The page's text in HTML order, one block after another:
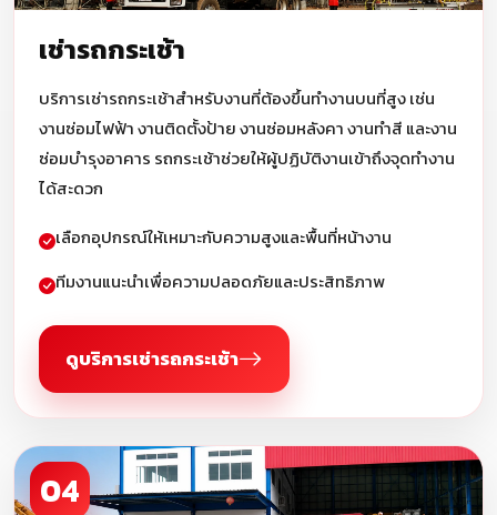
เช่ารถกระเช้า
บริการเช่ารถกระเช้าสำหรับงานที่ต้องขึ้นทำงานบนที่สูง เช่น
งานซ่อมไฟฟ้า งานติดตั้งป้าย งานซ่อมหลังคา งานทำสี และงาน
ซ่อมบำรุงอาคาร รถกระเช้าช่วยให้ผู้ปฏิบัติงานเข้าถึงจุดทำงาน
ได้สะดวก
เลือกอุปกรณ์ให้เหมาะกับความสูงและพื้นที่หน้างาน
ทีมงานแนะนำเพื่อความปลอดภัยและประสิทธิภาพ
ดูบริการเช่ารถกระเช้า
04